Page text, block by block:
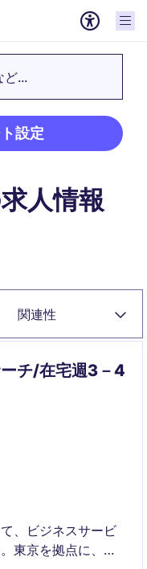
ど...
設定
人情報
関連性
ーチ/在宅週3－4
、ビジネスサービ
東京を拠点に、秘